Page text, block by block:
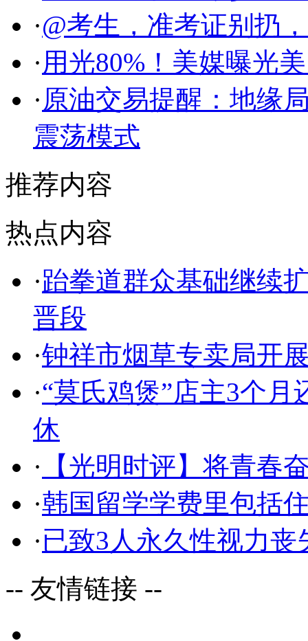
·@考生，准考证别扔
·用光80%！美媒曝光
·原油交易提醒：地缘
震荡模式
推荐内容
热点内容
·跆拳道群众基础继续
晋段
·钟祥市烟草专卖局开
·“莫氏鸡煲”店主3个月
休
· 【光明时评】将青春
·韩国留学学费里包括
·已致3人永久性视力
-- 友情链接 --